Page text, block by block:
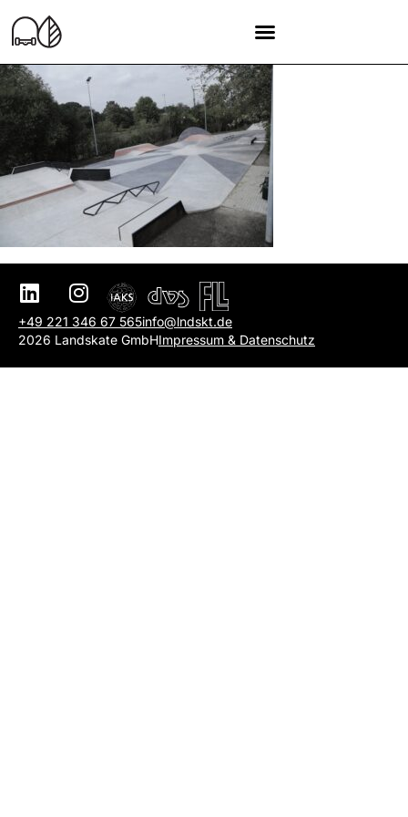
+49 221 346 67 565info@lndskt.de
2026 Landskate GmbHImpressum & Datenschutz